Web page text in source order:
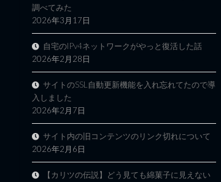
調べてみた
2026年3月17日
自宅のIPv4ネットワークがやっと復活した話
2026年2月28日
サイトのSSL自動更新機能を入れ忘れてたので導
入しました
2026年2月7日
サイト内の旧コンテンツのリンク切れについて
2026年2月6日
【カリツの伝説】どう見ても綿菓子に見えない